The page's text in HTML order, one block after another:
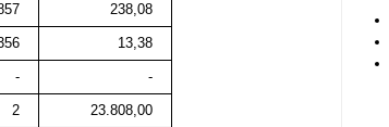
238,08
13,38
- -
2 23.808,00